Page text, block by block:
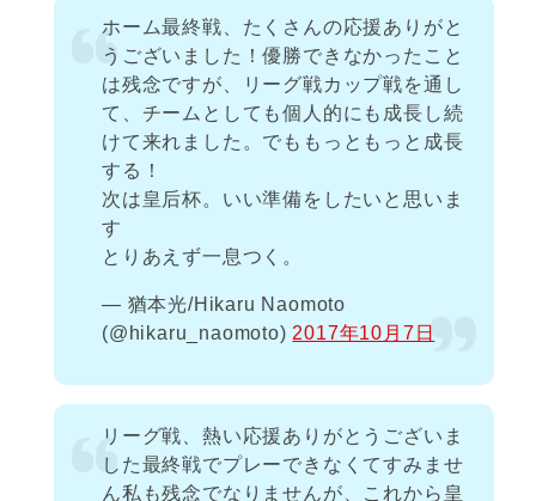
ホーム最終戦、たくさんの応援ありがと
うございました！優勝できなかったこと
は残念ですが、リーグ戦カップ戦を通し
て、チームとしても個人的にも成長し続
けて来れました。でももっともっと成長
する！
次は皇后杯。いい準備をしたいと思いま
す
とりあえず一息つく。
— 猶本光/Hikaru Naomoto
(@hikaru_naomoto) 2017年10月7日
リーグ戦、熱い応援ありがとうございま
した最終戦でプレーできなくてすみませ
ん私も残念でなりませんが、これから皇